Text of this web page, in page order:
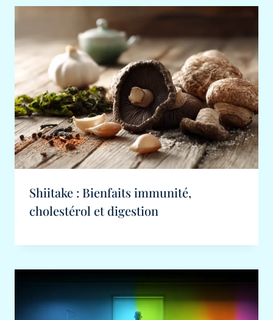
Shiitake : Bienfaits immunité,
cholestérol et digestion